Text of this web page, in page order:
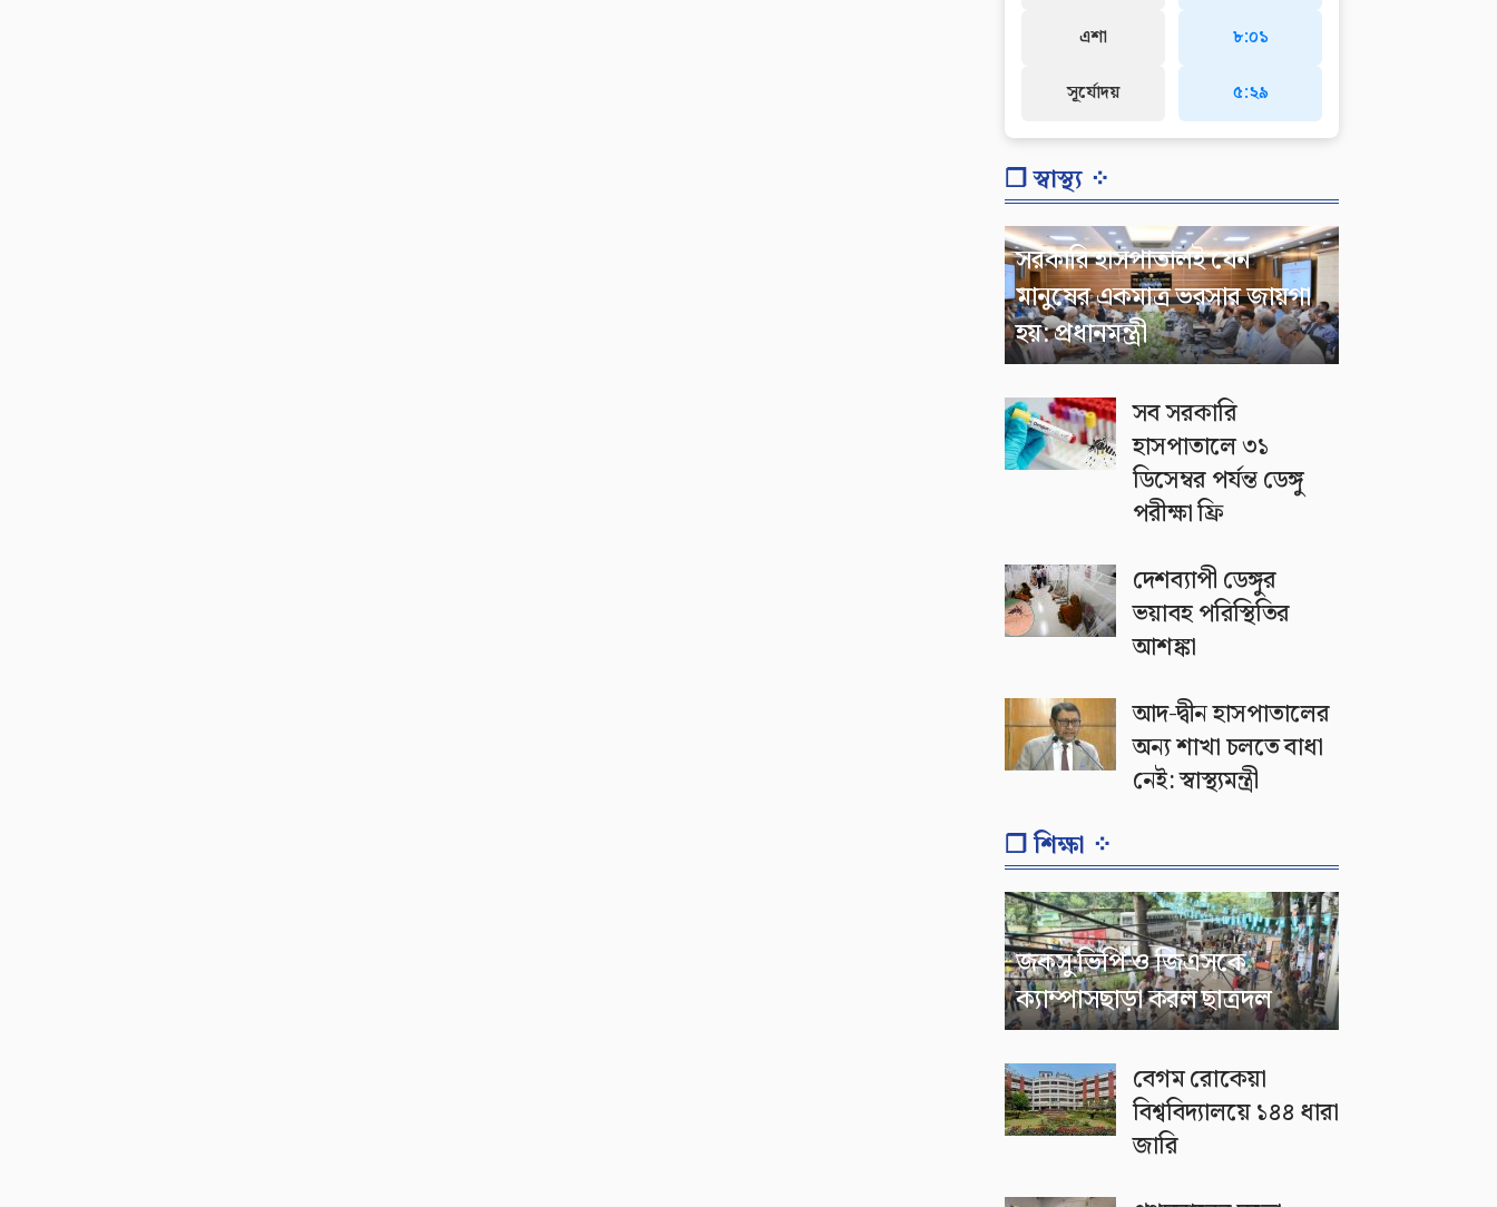
এশা
সূর্যোদয়
৮:০১
৫:২৯
❐ স্বাস্থ্য ⁘
সরকারি হাসপাতালই যেন
মানুষের একমাত্র ভরসার জায়গা
হয়: প্রধানমন্ত্রী
সব সরকারি
হাসপাতালে ৩১
ডিসেম্বর পর্যন্ত ডেঙ্গু
পরীক্ষা ফ্রি
দেশব্যাপী ডেঙ্গুর
ভয়াবহ পরিস্থিতির
আশঙ্কা
আদ-দ্বীন হাসপাতালের
অন্য শাখা চলতে বাধা
নেই: স্বাস্থ্যমন্ত্রী
❐ শিক্ষা ⁘
জকসু ভিপি ও জিএসকে
ক্যাম্পাসছাড়া করল ছাত্রদল
বেগম রোকেয়া
বিশ্ববিদ্যালয়ে ১৪৪ ধারা
জারি